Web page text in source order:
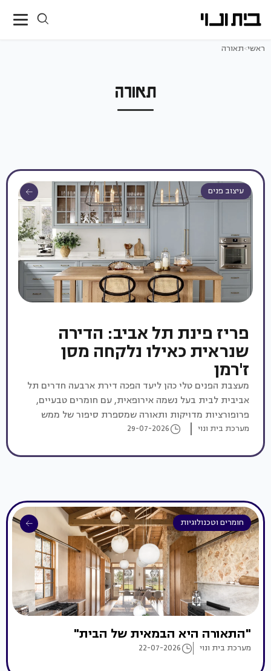
ראשי>תאורה
תאורה
עיצוב פנים
פריז פינת תל אביב: הדירה
שנראית כאילו נלקחה מסן
ז'רמן
מעצבת הפנים טלי כהן ליעד הפכה דירת ארבעה חדרים תל
אביבית לבית בעל נשמה אירופאית, עם חומרים טבעיים,
פרופורציות מדויקות ותאורה שמספרת סיפור של ממש
מערכת בית ונוי 29-07-2026
חומרים וטכנולוגיות
"התאורה היא הבמאית של הבית"
מערכת בית ונוי 22-07-2026